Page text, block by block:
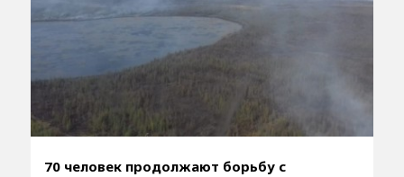
70 человек продолжают борьбу с